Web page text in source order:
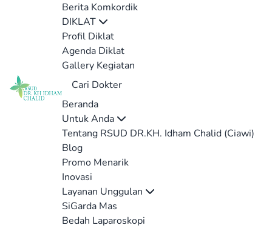
Berita Komkordik
DIKLAT
Profil Diklat
Agenda Diklat
Gallery Kegiatan
Cari Dokter
Beranda
Untuk Anda
Tentang RSUD DR.KH. Idham Chalid (Ciawi)
Blog
Promo Menarik
Inovasi
Layanan Unggulan
SiGarda Mas
Bedah Laparoskopi